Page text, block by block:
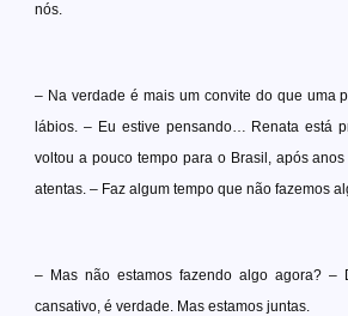
nós.
– Na verdade é mais um convite do que uma
lábios. – Eu estive pensando… Renata está
voltou a pouco tempo para o Brasil, após
atentas. – Faz algum tempo que não fazemos
– Mas não estamos fazendo algo agora? –
cansativo, é verdade. Mas estamos juntas.